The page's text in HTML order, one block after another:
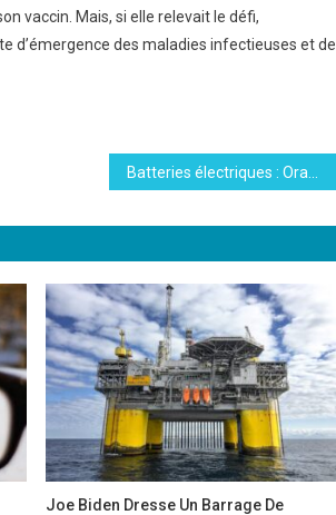
vaccin. Mais, si elle relevait le défi,
d’émergence des maladies infectieuses et de
Batteries électriques : Orano bien avancé sur leur recyclage
Joe Biden Dresse Un Barrage De